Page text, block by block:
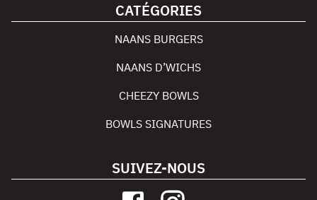
CATÉGORIES
NAANS BURGERS
NAANS D’WICHS
CHEEZY BOWLS
BOWLS SIGNATURES
SUIVEZ-NOUS